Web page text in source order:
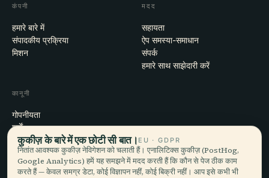
कंपनी
हमारे बारे में
संपादकीय प्रक्रिया
मिशन
मदद
सहायता
ऐप समस्या-समाधान
संपर्क
हमारे साथ साझेदारी करें
कानूनी
गोपनीयता
शर्तें
कुकी सेटिंग्स
खाता हटाएँ
कुकीज़ के बारे में एक छोटी सी बात। EU · GDPR
नितांत आवश्यक कुकीज़ नेविगेशन को चलाती हैं। एनालिटिक्स कुकीज़ (PostHog,
Google Analytics) हमें यह समझने में मदद करती हैं कि कौन से पेज ठीक काम
करते हैं — केवल समग्र डेटा, कोई विज्ञापन नहीं, कोई बिक्री नहीं। आप इसे कभी भी